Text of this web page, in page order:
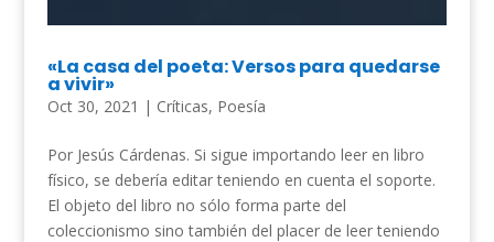
«La casa del poeta: Versos para quedarse
a vivir»
Oct 30, 2021 | Críticas, Poesía
Por Jesús Cárdenas. Si sigue importando leer en libro
físico, se debería editar teniendo en cuenta el soporte.
El objeto del libro no sólo forma parte del
coleccionismo sino también del placer de leer teniendo